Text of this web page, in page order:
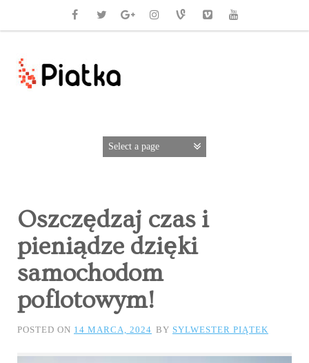
Oszczędzaj czas i
pieniądze dzięki
samochodom
poflotowym!
POSTED ON 14 MARCA, 2024 BY SYLWESTER PIĄTEK